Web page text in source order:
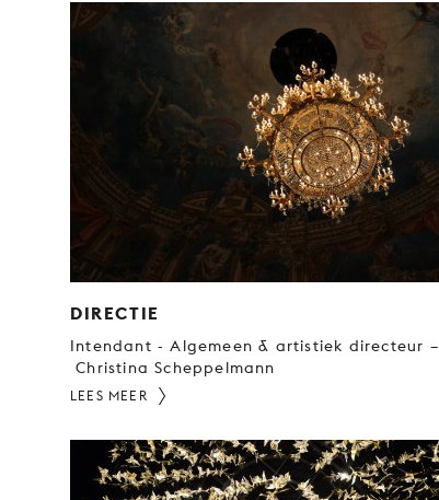
DIRECTIE
Intendant - Algemeen & artistiek directeur –
Christina Scheppelmann
LEES MEER